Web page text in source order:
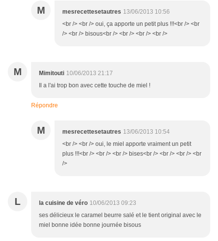
M mesrecettesetautres 13/06/2013 10:56
<br /> <br /> oui, ça apporte un petit plus !!!<br /> <br
/> <br /> bisous<br /> <br /> <br /> <br />
M Mimitouti 10/06/2013 21:17
Il a l'ai trop bon avec cette touche de miel !
Répondre
M mesrecettesetautres 13/06/2013 10:54
<br /> <br /> oui, le miel apporte vraiment un petit
plus !!!<br /> <br /> <br /> bises<br /> <br /> <br /> <br
/>
L la cuisine de véro 10/06/2013 09:23
ses délicieux le caramel beurre salé et le tient original avec le
miel bonne idée bonne journée bisous